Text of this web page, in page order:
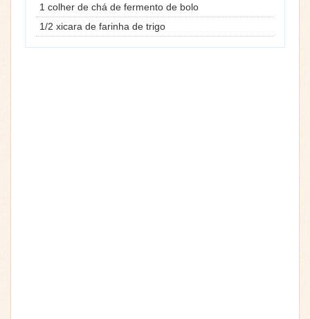
1 colher de chá de fermento de bolo
1/2 xicara de farinha de trigo